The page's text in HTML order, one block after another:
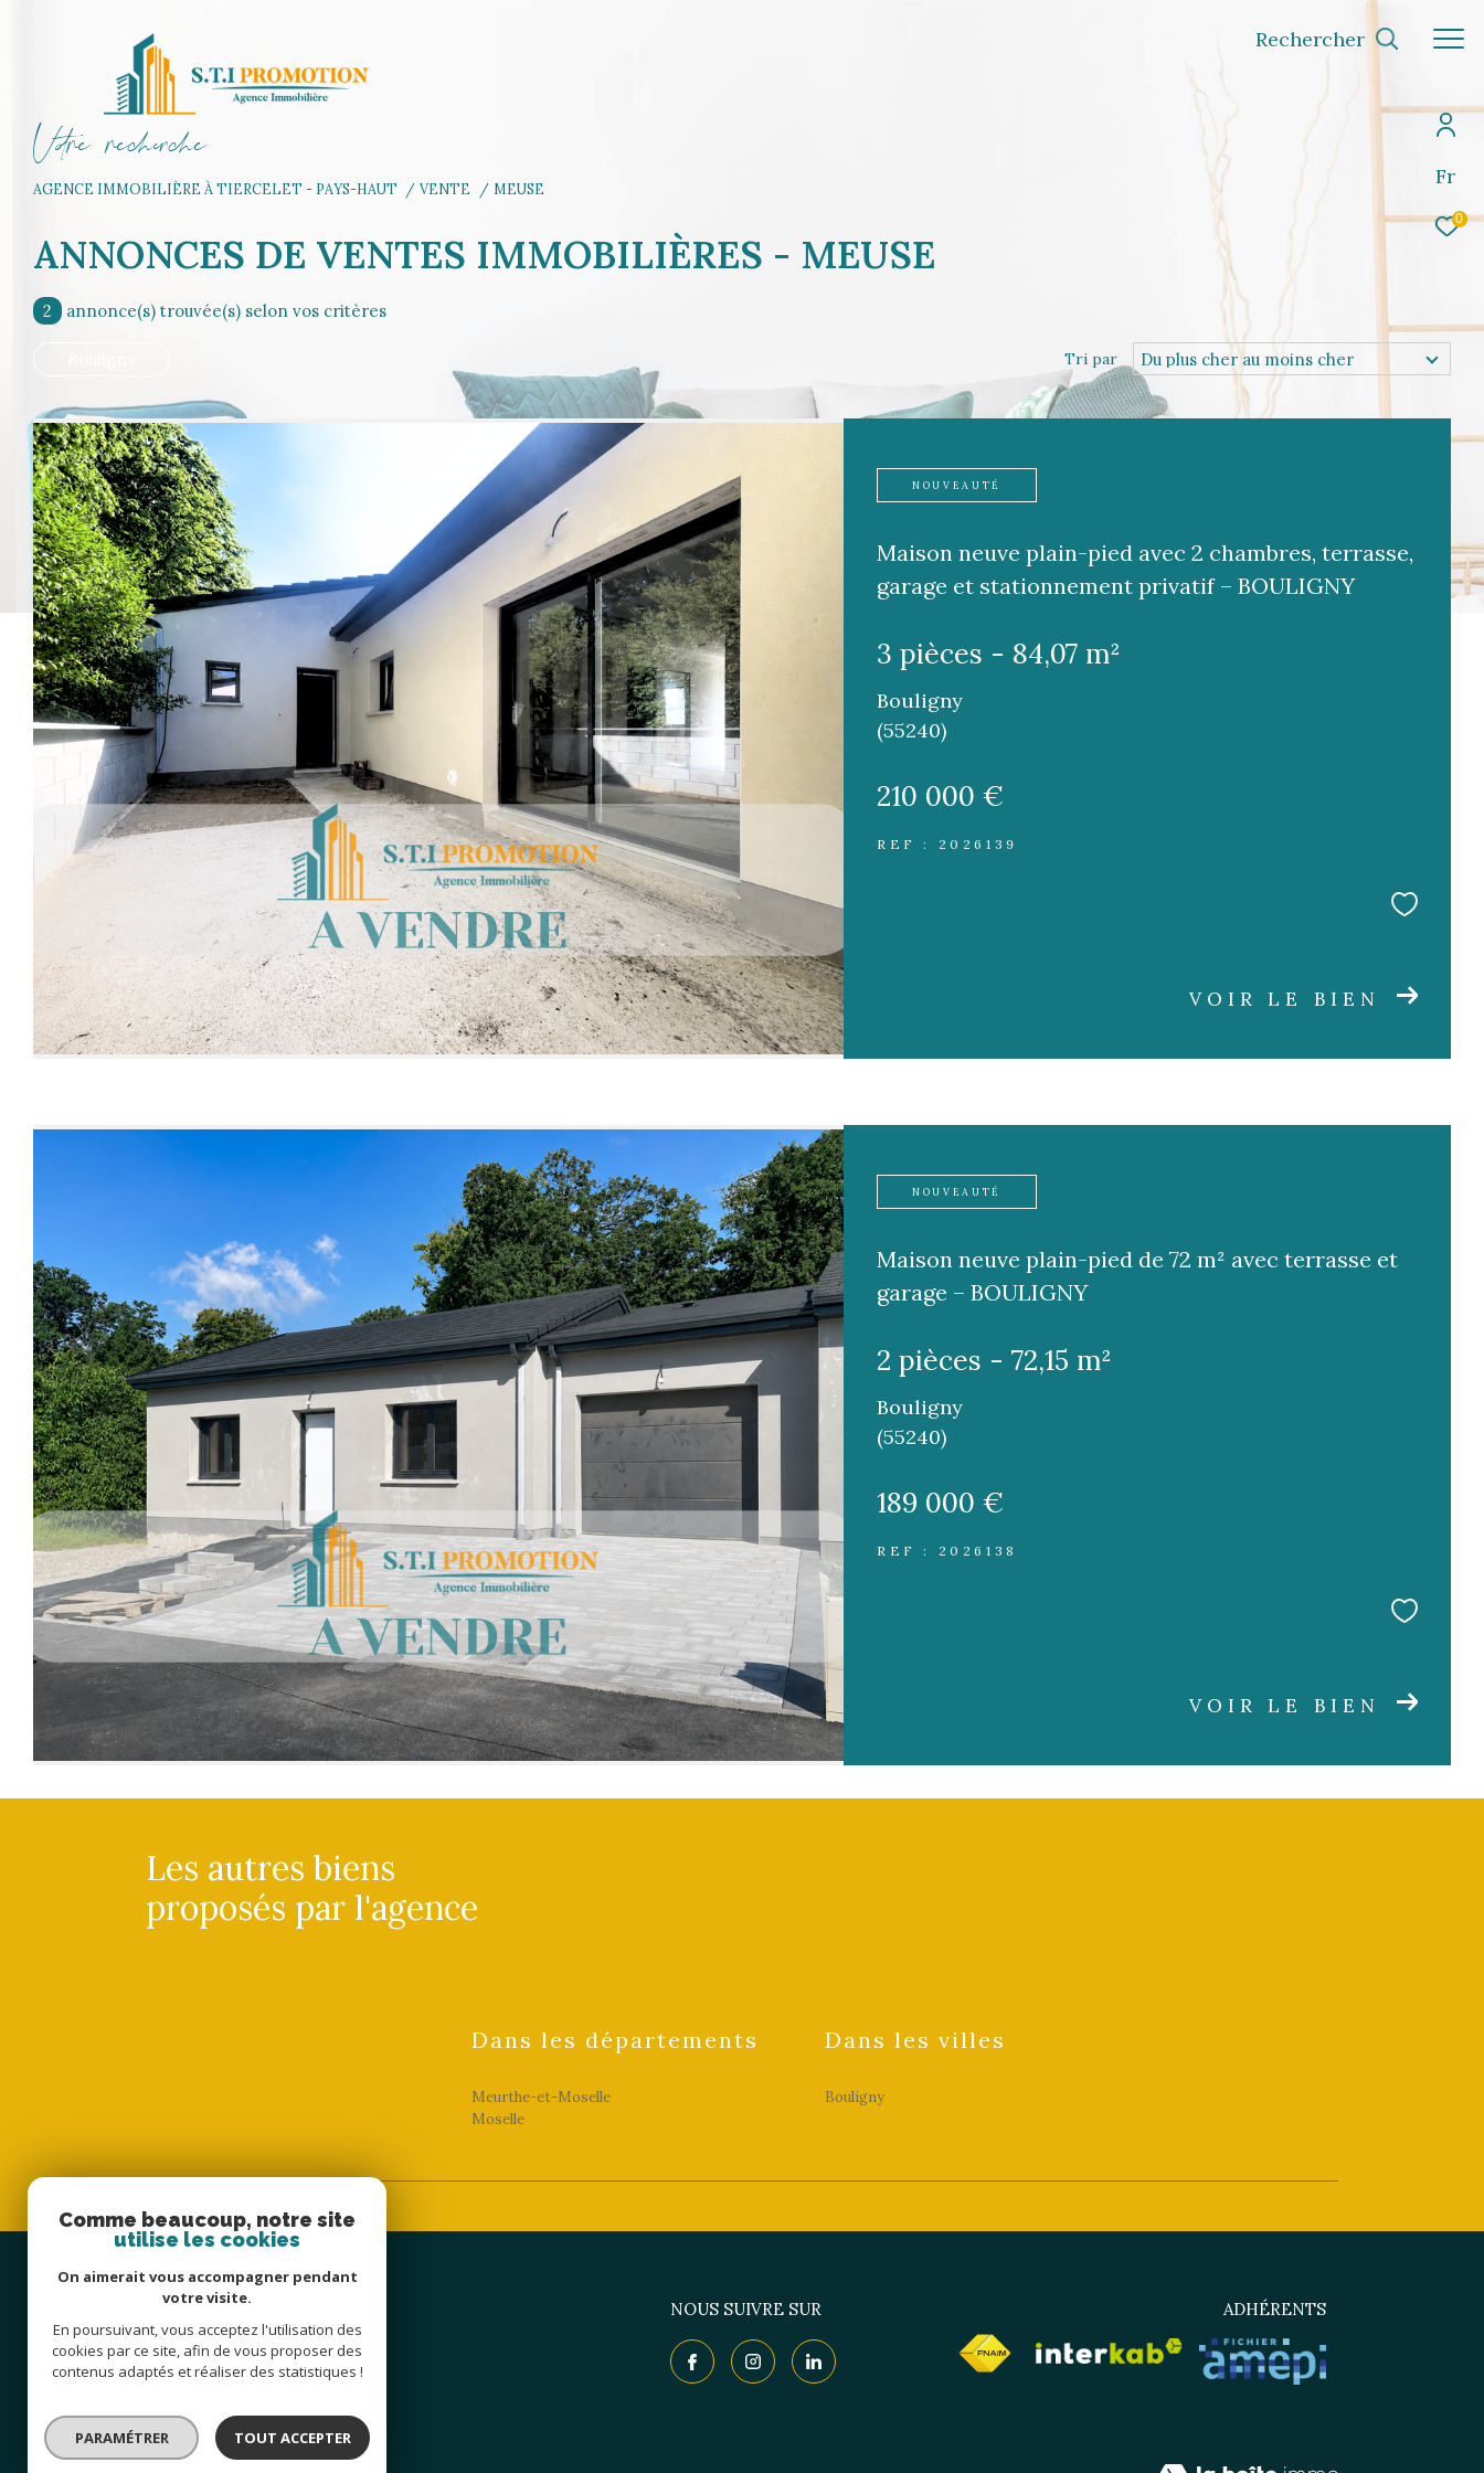
Fr
0
Rechercher
Vore recece
AGENCE IMMOBILIÈRE À TIERCELET - PAYS-HAUT VENTE MEUSE
ANNONCES DE VENTES IMMOBILIÈRES - MEUSE
2 annonce(s) trouvée(s) selon vos critères
Tri par Du plus cher au moins cher
NOUVEAUTÉ
Maison neuve plain-pied avec 2 chambres, terrasse,
garage et stationnement privatif – BOULIGNY
3 pièces - 84,07 m²
Bouligny
(55240)
210 000 €
REF : 2026139
VOIR LE BIEN
NOUVEAUTÉ
Maison neuve plain-pied de 72 m² avec terrasse et
garage – BOULIGNY
2 pièces - 72,15 m²
Bouligny
(55240)
189 000 €
REF : 2026138
VOIR LE BIEN
Les autres biens
proposés par l'agence
Dans les départements
Meurthe-et-Moselle
Moselle
Dans les villes
Bouligny
S.T.I PROMOTION
06 07 40 20 28
mylene@stipromotion.fr
54190
tiercelet
NOUS SUIVRE SUR ADHÉRENTS
Comme beaucoup, notre site
utilise les cookies
On aimerait vous accompagner pendant
votre visite.
En poursuivant, vous acceptez l'utilisation des
cookies par ce site, afin de vous proposer des
contenus adaptés et réaliser des statistiques !
PARAMÉTRER TOUT ACCEPTER